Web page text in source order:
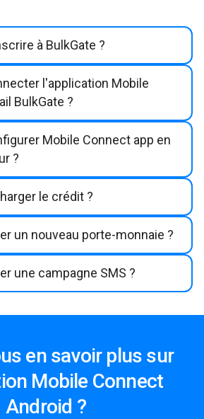
à BulkGate ?
l'application Mobile
BulkGate ?
Mobile Connect app en
?
le crédit ?
un nouveau porte-monnaie ?
une campagne SMS ?
en savoir plus sur
Mobile Connect
Android ?